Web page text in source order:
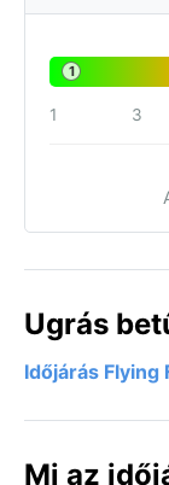
1
1 3
Ugrás
Időjárás Flying
Mi az